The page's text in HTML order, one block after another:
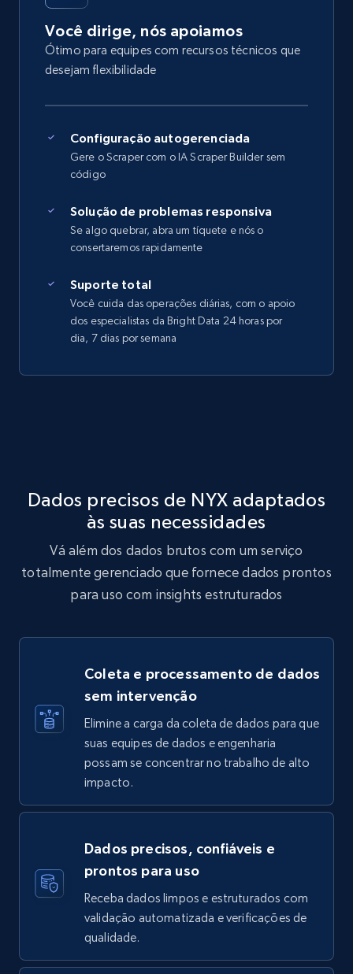
Você dirige, nós apoiamos
Ótimo para equipes com recursos técnicos que
desejam flexibilidade
Configuração autogerenciada
Gere o Scraper com o IA Scraper Builder sem
código
Solução de problemas responsiva
Se algo quebrar, abra um tíquete e nós o
consertaremos rapidamente
Suporte total
Você cuida das operações diárias, com o apoio
dos especialistas da Bright Data 24 horas por
dia, 7 dias por semana
Dados precisos de NYX adaptados
às suas necessidades
Vá além dos dados brutos com um serviço
totalmente gerenciado que fornece dados prontos
para uso com insights estruturados
Coleta e processamento de dados
sem intervenção
Elimine a carga da coleta de dados para que
suas equipes de dados e engenharia
possam se concentrar no trabalho de alto
impacto.
Dados precisos, confiáveis e
prontos para uso
Receba dados limpos e estruturados com
validação automatizada e verificações de
qualidade.